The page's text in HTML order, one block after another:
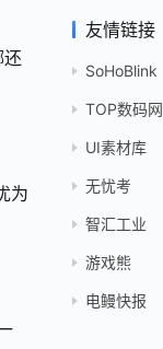
还
为
友情链接
SoHoBlink
TOP数码网
UI素材库
无忧考
智汇工业
游戏熊
电鳗快报